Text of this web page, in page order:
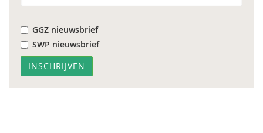
GGZ nieuwsbrief
SWP nieuwsbrief